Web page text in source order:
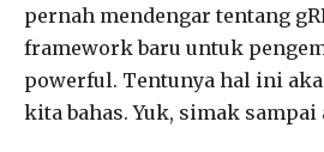
pernah mendengar tentang
framework baru untuk
powerful. Tentunya hal ini
kita bahas. Yuk, simak